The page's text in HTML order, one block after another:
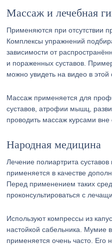
Массаж и лечебная
Применяются при отсутствии
Комплексы упражнений
зависимости от
и пораженных суставов.
можно увидеть на видео в этой
Массаж применяется для
суставов, атрофии мышц,
проводить массаж курсами вне
Народная медицина
Лечение полиартрита
применяется в качестве
Перед применением таких
проконсультироваться с
Используют компрессы из
настойкой сабельника. Мумие
применяется очень часто. Его